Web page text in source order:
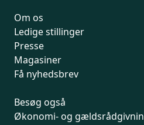
Om os
Ledige stillinger
Presse
Magasiner
Få nyhedsbrev
Besøg også
Økonomi- og